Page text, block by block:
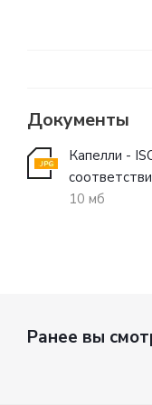
Документы
Капелли -
10 мб
Ранее вы